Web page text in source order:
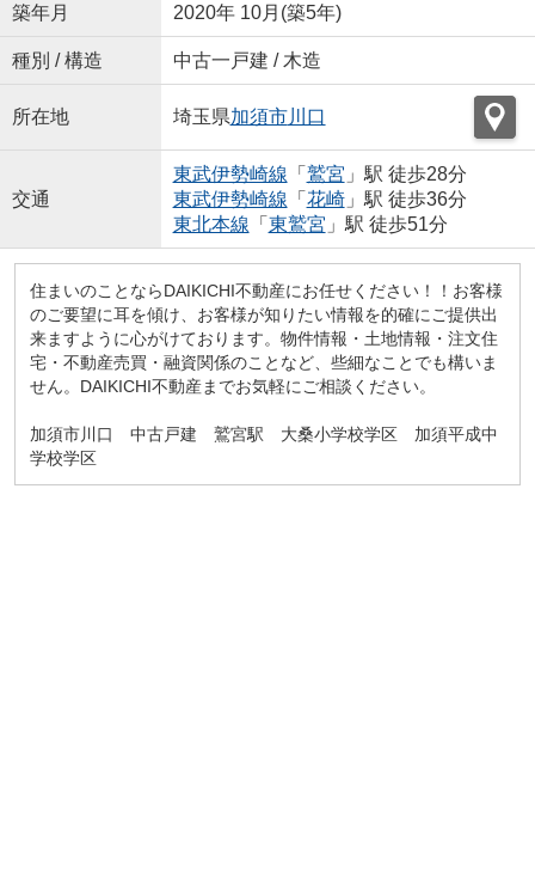
築年月 2020年 10月(築5年)
種別 / 構造 中古一戸建 / 木造
所在地 埼玉県加須市川口
交通
東武伊勢崎線 「 鷲宮 」駅 徒歩28分
東武伊勢崎線 「 花崎」駅 徒歩36分
東北本線 「 東鷲宮 」駅 徒歩51分
住まいのことならDAIKICHI不動産にお任せください！！お客様
のご要望に耳を傾け、お客様が知りたい情報を的確にご提供出
来ますように心がけております。物件情報・土地情報・注文住
宅・不動産売買・融資関係のことなど、些細なことでも構いま
せん。DAIKICHI不動産までお気軽にご相談ください。
加須市川口 中古戸建 鷲宮駅 大桑小学校学区 加須平成中
学校学区